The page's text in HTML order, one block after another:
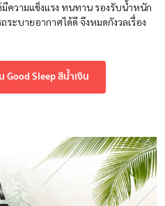
ความแข็งแรง ทนทาน รองรับน้ำหนัก
ระบายอากาศได้ดี จึงหมดกังวลเรื่อง
Good Sleep สีน้ำเงิน